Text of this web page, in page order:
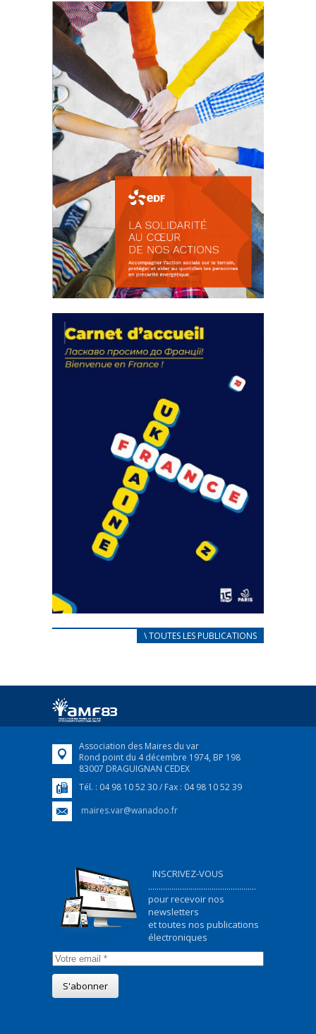
La prévention des conflits
d’intérêts
18 septembre 2023
FEUILLETER
actions
18 septembre 2023
FEUILLETER
CARNET D’ACCUEIL
Afin d’accompagner au mieux les réfugiés
FEUILLETER
\ TOUTES LES PUBLICATIONS
Association des Maires du var
Rond point du 4 décembre 1974, BP 198
83007 DRAGUIGNAN CEDEX
Tél. : 04 98 10 52 30 / Fax : 04 98 10 52 39
maires.var@wanadoo.fr
INSCRIVEZ-VOUS
...................................................
pour recevoir nos
newsletters
et toutes nos publications
électroniques